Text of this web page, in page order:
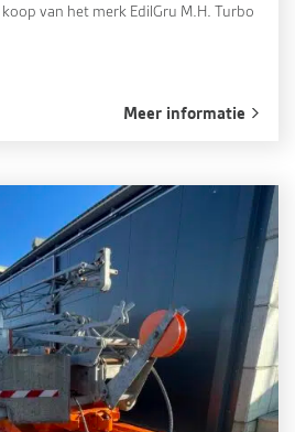
van het merk EdilGru M.H. Turbo
Meer informatie